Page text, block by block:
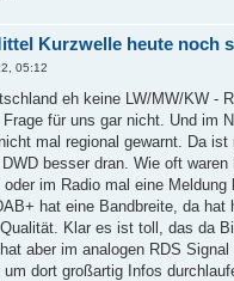
Kurzwelle heute noch
05:12
eh keine LW/MW/KW -
für uns gar nicht. Und im
mal regional gewarnt. Da
besser dran. Wie oft waren
im Radio mal eine Meldung
hat eine Bandbreite, da hat
Klar es ist toll, das da
aber im analogen RDS
dort großartig Infos